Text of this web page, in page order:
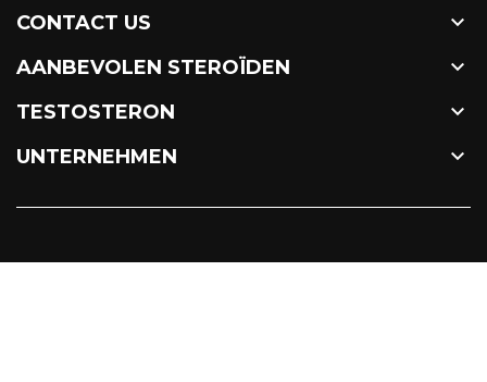
CONTACT US 
AANBEVOLEN STEROÏDEN 
TESTOSTERON 
UNTERNEHMEN 